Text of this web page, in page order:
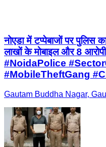
नोएडा में टप्पेबाजों पर पुलिस
लाखों के मोबाइल और 8
#NoidaPolice
#MobileTheftGang
Gautam Buddha Nagar,